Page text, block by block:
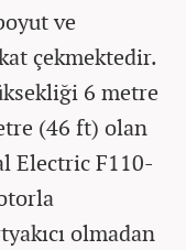
ve
çekmektedir.
6 metre
(46 ft) olan
Electric F110-
olmadan